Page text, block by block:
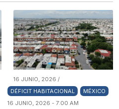
16 JUNIO, 2026 /
DÉFICIT HABITACIONAL
MÉXICO
16 JUNIO, 2026 - 7:00 AM